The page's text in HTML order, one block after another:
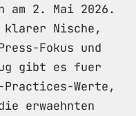
am 2. Mai 2026.
Nische,
Fokus und
gibt es fuer
Practices-Werte,
erwaehnten